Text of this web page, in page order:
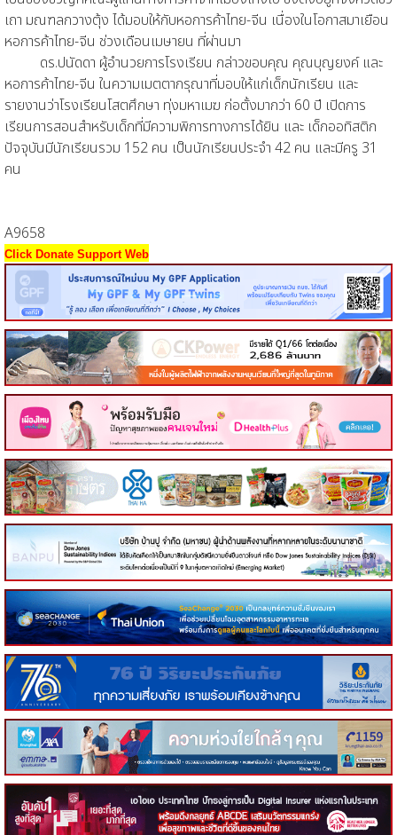
เถา มณฑลกวางตุ้ง ได้มอบให้กับหอการค้าไทย-จีน เนื่องในโอกาสมาเยือน
หอการค้าไทย-จีน ช่วงเดือนเมษายน ที่ผ่านมา
ดร.ปนัดดา ผู้อำนวยการโรงเรียน กล่าวขอบคุณ คุณบุญยงค์ และ
หอการค้าไทย-จีน ในความเมตตากรุณาที่มอบให้แก่เด็กนักเรียน และ
รายงานว่าโรงเรียนโสตศึกษา ทุ่งมหาเมฆ ก่อตั้งมากว่า 60 ปี เปิดการ
เรียนการสอนสำหรับเด็กที่มีความพิการทางการได้ยิน และ เด็กออทิสติก
ปัจจุบันมีนักเรียนรวม 152 คน เป็นนักเรียนประจำ 42 คน และมีครู 31
คน
A9658
Click Donate Support Web